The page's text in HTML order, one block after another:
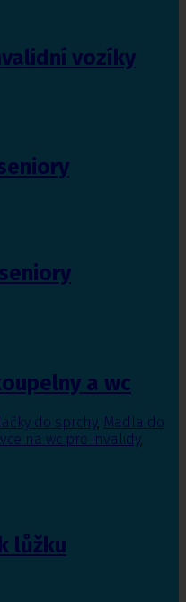
vozíky
a wc
do sprchy, Madla do
na wc pro invalidy,
lůžku